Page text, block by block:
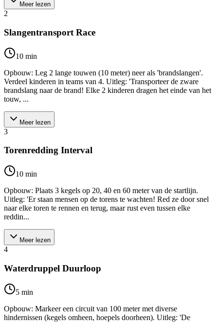
Meer lezen
2
Slangentransport Race
10 min
Opbouw: Leg 2 lange touwen (10 meter) neer als 'brandslangen'.
Verdeel kinderen in teams van 4. Uitleg: 'Transporteer de zware
brandslang naar de brand! Elke 2 kinderen dragen het einde van het
touw, ...
Meer lezen
3
Torenredding Interval
10 min
Opbouw: Plaats 3 kegels op 20, 40 en 60 meter van de startlijn.
Uitleg: 'Er staan mensen op de torens te wachten! Red ze door snel
naar elke toren te rennen en terug, maar rust even tussen elke
reddin...
Meer lezen
4
Waterdruppel Duurloop
5 min
Opbouw: Markeer een circuit van 100 meter met diverse
hindernissen (kegels omheen, hoepels doorheen). Uitleg: 'De